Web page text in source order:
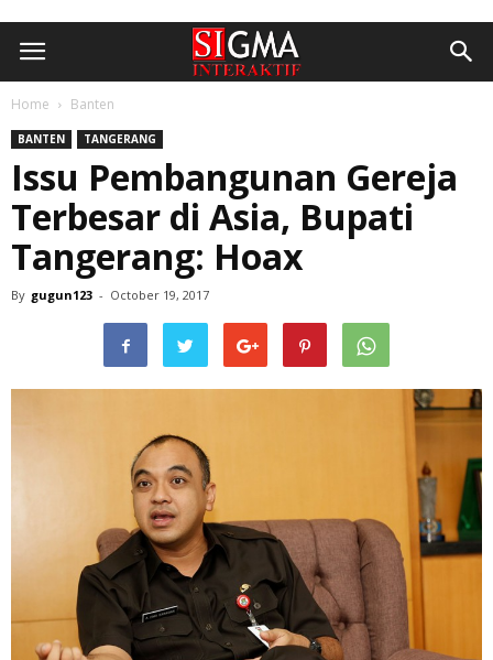
Home Banten
BANTEN TANGERANG
Issu Pembangunan Gereja
Terbesar di Asia, Bupati
Tangerang: Hoax
By gugun123 - October 19, 2017